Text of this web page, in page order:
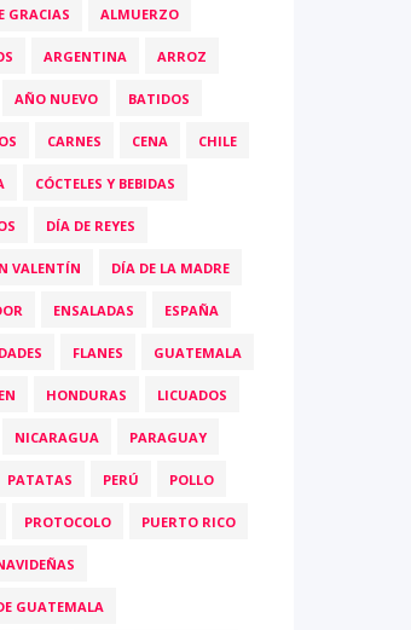
GRACIAS ALMUERZO
ARGENTINA ARROZ
AÑO NUEVO BATIDOS
CARNES CENA CHILE
CÓCTELES Y BEBIDAS
DÍA DE REYES
VALENTÍN DÍA DE LA MADRE
ENSALADAS ESPAÑA
FLANES GUATEMALA
HONDURAS LICUADOS
NICARAGUA PARAGUAY
PATATAS PERÚ POLLO
PROTOCOLO PUERTO RICO
GUATEMALA